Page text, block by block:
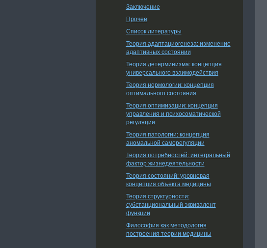
Заключение
Прочее
Список литературы
Теория адаптациогенеза: изменение
адаптивных состоянии
Теория детерминизма: концепция
универсального взаимодействия
Теория нормологии: концепция
оптимального состояния
Теория оптимизации: концепция
управления и психосоматической
регуляции
Теория патологии: концепция
аномальной саморегуляции
Теория потребностей: интегральный
фактор жизнедеятельности
Теория состояний: уровневая
концепция объекта медицины
Теория структурности:
субстанциональный эквивалент
функции
Философия как методология
построения теории медицины